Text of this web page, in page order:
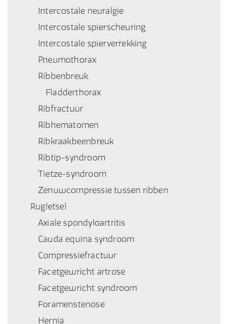
Intercostale neuralgie
Intercostale spierscheuring
Intercostale spierverrekking
Pneumothorax
Ribbenbreuk
Fladderthorax
Ribfractuur
Ribhematomen
Ribkraakbeenbreuk
Ribtip-syndroom
Tietze-syndroom
Zenuwcompressie tussen ribben
Rugletsel
Axiale spondyloartritis
Cauda equina syndroom
Compressiefractuur
Facetgewricht artrose
Facetgewricht syndroom
Foramenstenose
Hernia